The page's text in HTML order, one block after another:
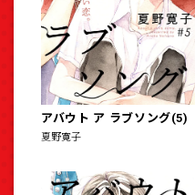
アバウト ア ラブソング(5)
夏野寛子